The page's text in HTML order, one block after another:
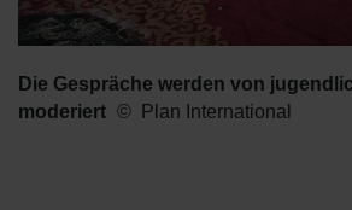
Die Gespräche werden von
moderiert
Plan International